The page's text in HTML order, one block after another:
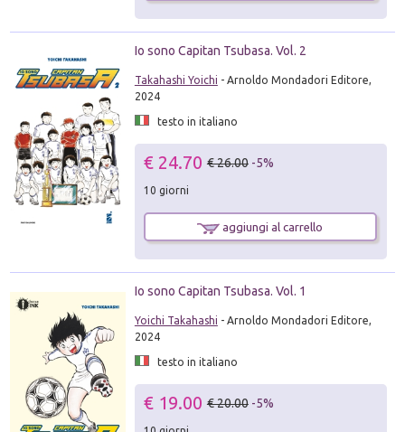
Io sono Capitan Tsubasa. Vol. 2
Takahashi Yoichi - Arnoldo Mondadori Editore,
2024
testo in italiano
€ 24.70 € 26.00 -5%
10 giorni
aggiungi al carrello
Io sono Capitan Tsubasa. Vol. 1
Yoichi Takahashi - Arnoldo Mondadori Editore,
2024
testo in italiano
€ 19.00 € 20.00 -5%